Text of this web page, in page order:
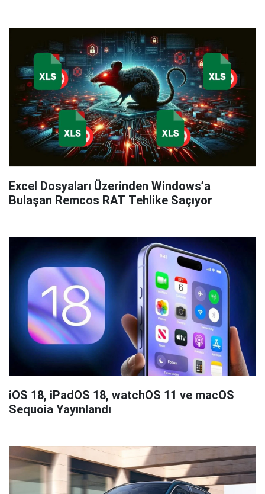
WhatsApp'a Favori Kişiler özelliği geliyor!
Renault Kangoo'nun dönüşü muhteşem oldu:
Artık elektrikli!
Bataryası en uzun giden akıllı telefonlar belli
oldu